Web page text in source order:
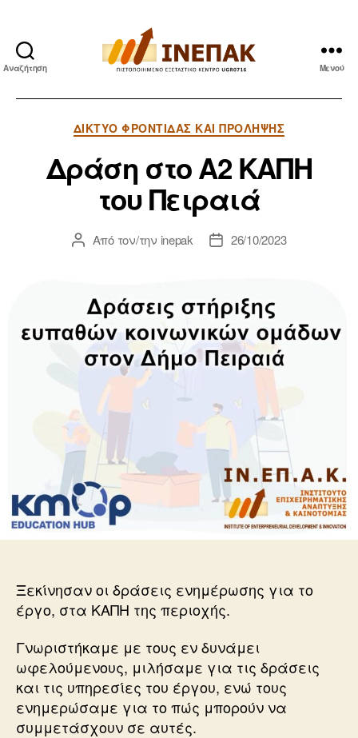
Αναζήτηση Μενού
Κατηγορίες
ΔΊΚΤΥΟ ΦΡΟΝΤΊΔΑΣ ΚΑΙ ΠΡΌΛΗΨΗΣ
Δράση στο Α2 ΚΑΠΗ
του Πειραιά
Συντάκτης
Από τον/την inepak
Ημ.26/10/2023
Ξεκίνησαν οι δράσεις ενημέρωσης για το
έργο, στα ΚΑΠΗ της περιοχής.
Γνωριστήκαμε με τους εν δυνάμει
ωφελούμενους, μιλήσαμε για τις δράσεις
και τις υπηρεσίες του έργου, ενώ τους
ενημερώσαμε για το πώς μπορούν να
συμμετάσχουν σε αυτές.